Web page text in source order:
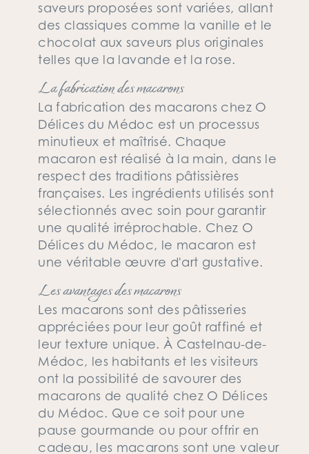
saveurs proposées sont variées, allant
des classiques comme la vanille et le
chocolat aux saveurs plus originales
telles que la lavande et la rose.
La fabrication des macarons
La fabrication des macarons chez O
Délices du Médoc est un processus
minutieux et maîtrisé. Chaque
macaron est réalisé à la main, dans le
respect des traditions pâtissières
françaises. Les ingrédients utilisés sont
sélectionnés avec soin pour garantir
une qualité irréprochable. Chez O
Délices du Médoc, le macaron est
une véritable œuvre d'art gustative.
Les avantages des macarons
Les macarons sont des pâtisseries
appréciées pour leur goût raffiné et
leur texture unique. À Castelnau-de-
Médoc, les habitants et les visiteurs
ont la possibilité de savourer des
macarons de qualité chez O Délices
du Médoc. Que ce soit pour une
pause gourmande ou pour offrir en
cadeau, les macarons sont une valeur